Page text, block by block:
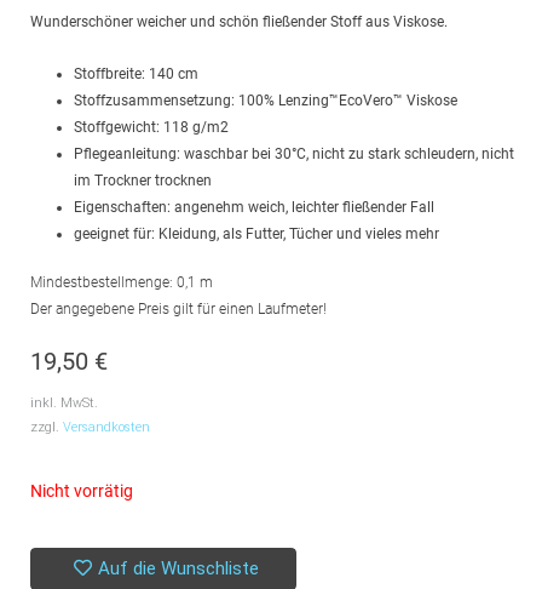
Wunderschöner weicher und schön fließender Stoff aus Viskose.
Stoffbreite: 140 cm
Stoffzusammensetzung: 100% Lenzing™️EcoVero™️ Viskose
Stoffgewicht: 118 g/m2
Pflegeanleitung: waschbar bei 30°C, nicht zu stark schleudern, nicht
im Trockner trocknen
Eigenschaften: angenehm weich, leichter fließender Fall
geeignet für: Kleidung, als Futter, Tücher und vieles mehr
Mindestbestellmenge: 0,1 m
Der angegebene Preis gilt für einen Laufmeter!
19,50 €
inkl. MwSt.
zzgl. Versandkosten
Nicht vorrätig
Auf die Wunschliste